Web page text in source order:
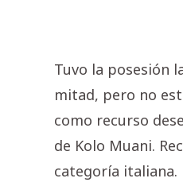
Tuvo la posesión
mitad, pero no
como recurso
de Kolo Muani.
categoría italiana.